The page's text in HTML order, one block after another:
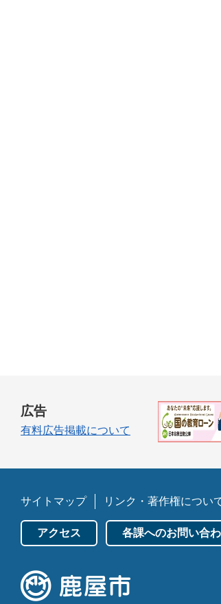
広告
有料広告掲載について
サイトマップ リンク・著作権につい
アクセス 各課へのお問い合